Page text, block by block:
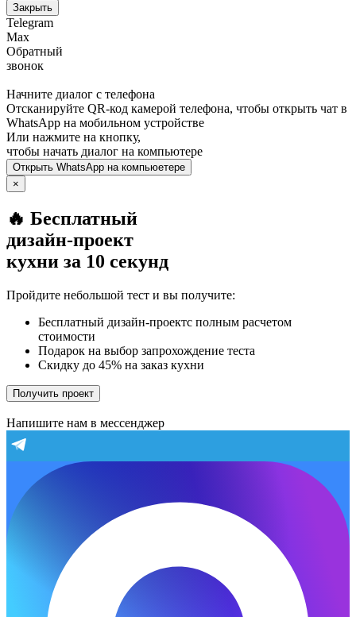
Закрыть
Telegram
Max
Обратный
звонок
Начните диалог с телефона
Отсканируйте QR-код камерой телефона, чтобы открыть чат в
WhatsApp на мобильном устройстве
Или нажмите на кнопку,
чтобы начать диалог на компьютере
Открыть WhatsApp на компьюетере
×
🔥 Бесплатный
дизайн-проект
кухни за 10 секунд
Пройдите небольшой тест и вы получите:
Бесплатный дизайн-проектс полным расчетом
стоимости
Подарок на выбор запрохождение теста
Скидку до 45% на заказ кухни
Получить проект
Напишите нам в мессенджер